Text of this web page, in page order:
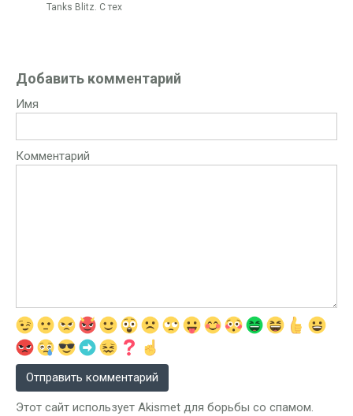
Tanks Blitz. С тех
Добавить комментарий
Имя
Комментарий
Этот сайт использует Akismet для борьбы со спамом.